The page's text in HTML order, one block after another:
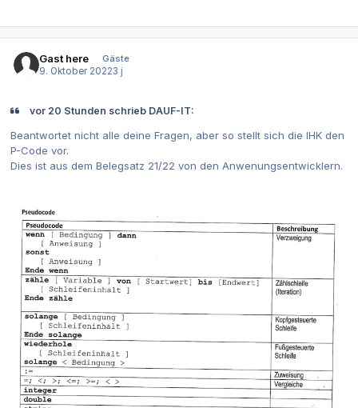
Gast here
Gäste
9. Oktober 20223 j
vor 20 Stunden schrieb DAUF-IT:
Beantwortet nicht alle deine Fragen, aber so stellt sich die IHK den
P-Code vor.
Dies ist aus dem Belegsatz 21/22 von den Anwenungsentwicklern.